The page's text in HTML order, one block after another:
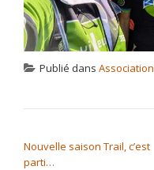
Publié dans Association
Nouvelle saison Trail, c’est
parti…